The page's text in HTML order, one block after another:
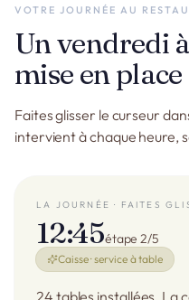
VOTRE JOURNÉE AU
Un vendredi
mise en
Faites glisser le curseur
intervient à chaque heure,
LA JOURNÉE · FAITES
12:45étape 2/5
Caisse · service à table
24 tables installées. La